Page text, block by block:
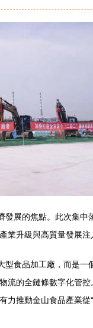
展的焦點。此次集
升級與高質量發展注
食品加工廠，而是
的全鏈條數字化管
推動金山食品產業